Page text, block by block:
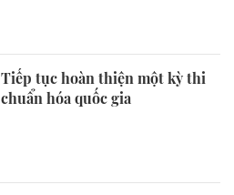
Tiếp tục hoàn thiện một kỳ thi
chuẩn hóa quốc gia